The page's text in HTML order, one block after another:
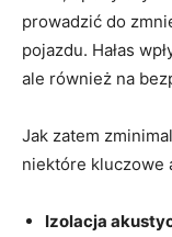
prowadzić do
pojazdu. Hałas
ale również na
Jak⁤ zatem
niektóre kluczowe
Izolacja